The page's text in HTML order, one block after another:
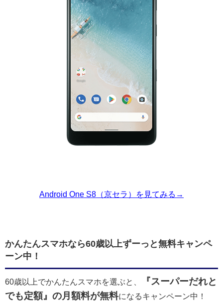
Android One S8（京セラ）を見てみる→
かんたんスマホなら60歳以上ずーっと無料キャンペ
ーン中！
60歳以上でかんたんスマホを選ぶと、
『スーパーだれと
でも定額』の月額料が無料になるキャンペーン中！